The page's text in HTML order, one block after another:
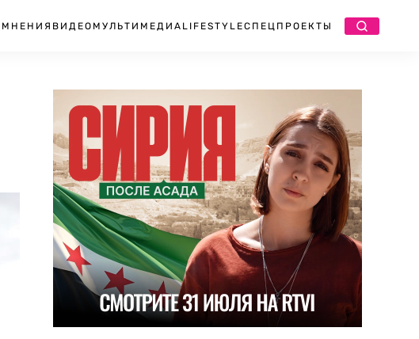
МНЕНИЯ ВИДЕО МУЛЬТИМЕДИА LIFESTYLEСПЕЦПРОЕКТЫ